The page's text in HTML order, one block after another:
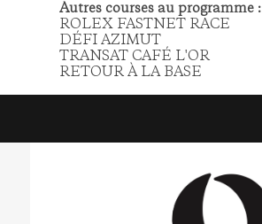
Autres courses au programme :
ROLEX FASTNET RACE
DÉFI AZIMUT
TRANSAT CAFÉ L'OR
RETOUR À LA BASE